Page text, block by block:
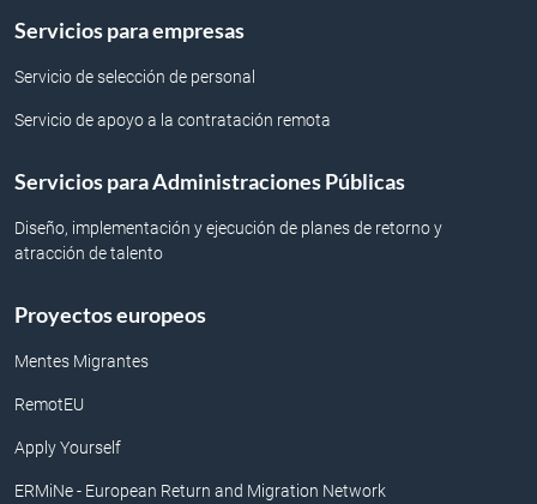
Servicios para empresas
Servicio de selección de personal
Servicio de apoyo a la contratación remota
Servicios para Administraciones Públicas
Diseño, implementación y ejecución de planes de retorno y
atracción de talento
Proyectos europeos
Mentes Migrantes
RemotEU
Apply Yourself
ERMiNe - European Return and Migration Network